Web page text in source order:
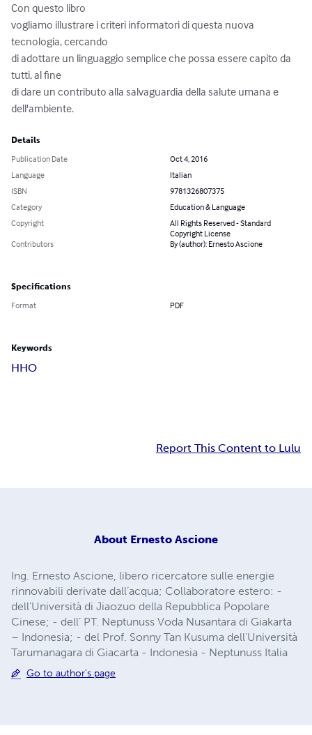
Con questo libro
vogliamo illustrare i criteri informatori di questa nuova
tecnologia, cercando
di adottare un linguaggio semplice che possa essere capito da
tutti, al fine
di dare un contributo alla salvaguardia della salute umana e
dell'ambiente.
Details
Publication Date
Oct 4, 2016
Language
Italian
ISBN
9781326807375
Category
Education & Language
Copyright
All Rights Reserved - Standard
Copyright License
Contributors
By (author): Ernesto Ascione
Specifications
Format PDF
Keywords
HHO
Report This Content to Lulu
About Ernesto Ascione
Ing. Ernesto Ascione, libero ricercatore sulle energie
rinnovabili derivate dall’acqua; Collaboratore estero: -
dell’Università di Jiaozuo della Repubblica Popolare
Cinese; - dell’ PT. Neptunuss Voda Nusantara di Giakarta
– Indonesia; - del Prof. Sonny Tan Kusuma dell’Università
Tarumanagara di Giacarta - Indonesia - Neptunuss Italia
Go to author's page